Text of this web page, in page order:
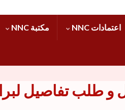
اعتمادات NNC مكتبة NNC
و طلب تفاصيل